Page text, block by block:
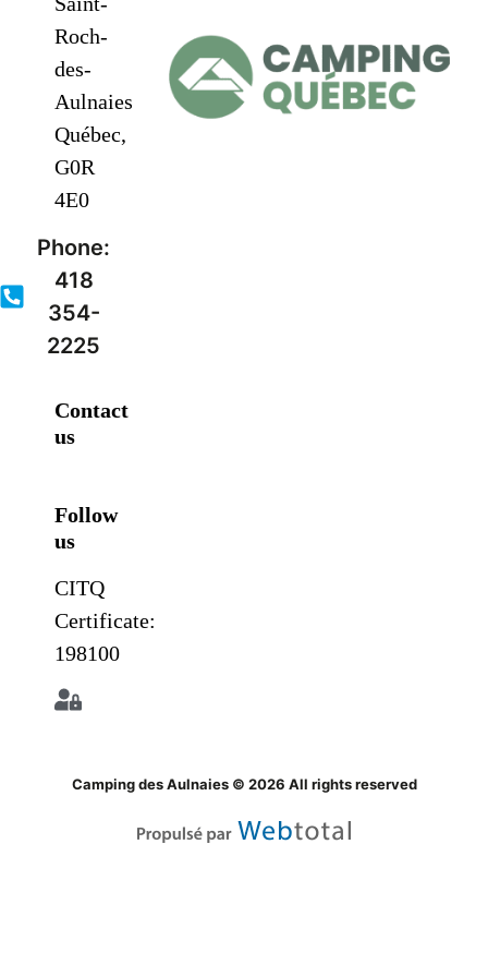
Roch-
des-
Aulnaies
Québec,
G0R
4E0
Phone:
418
354-
2225
Contact
us
Follow
us
CITQ
Certificate:
198100
Camping des Aulnaies © 2026 All rights reserved